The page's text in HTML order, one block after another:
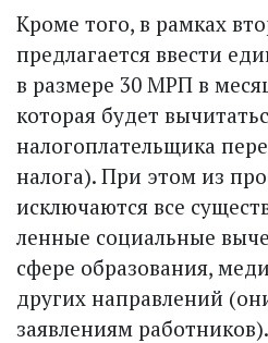
Кроме того, в рамках
предлагается ввести
в размере 30 МРП в
которая будет
налогоплательщика
налога). При этом из
исключаются все
ленные социальные
сфере образования,
других направлений
заявлениям